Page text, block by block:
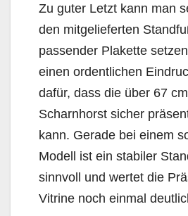
Zu guter Letzt kann man
den mitgelieferten
passender Plakette
einen ordentlichen
dafür, dass die über 67
Scharnhorst sicher
kann. Gerade bei einem
Modell ist ein stabiler
sinnvoll und wertet die
Vitrine noch einmal